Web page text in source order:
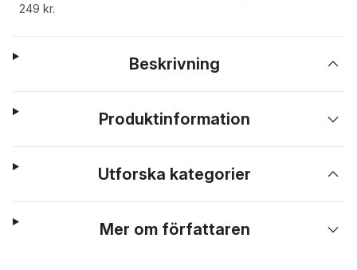
249 kr.
Beskrivning
Produktinformation
Utforska kategorier
Mer om författaren